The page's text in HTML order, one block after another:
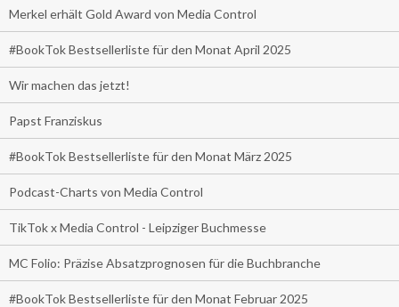
Merkel erhält Gold Award von Media Control
#BookTok Bestsellerliste für den Monat April 2025
Wir machen das jetzt!
Papst Franziskus
#BookTok Bestsellerliste für den Monat März 2025
Podcast-Charts von Media Control
TikTok x Media Control - Leipziger Buchmesse
MC Folio: Präzise Absatzprognosen für die Buchbranche
#BookTok Bestsellerliste für den Monat Februar 2025